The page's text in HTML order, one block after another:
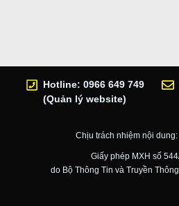
Hotline: 0966 649 749
(Quản lý website)
Chịu trách nhiệm nội
Giấy phép MXH số
do Bộ Thông Tin và Truyền